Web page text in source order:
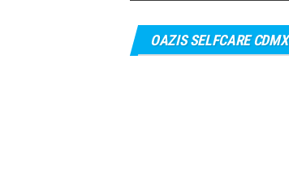
OAZIS SELFCARE CDMX